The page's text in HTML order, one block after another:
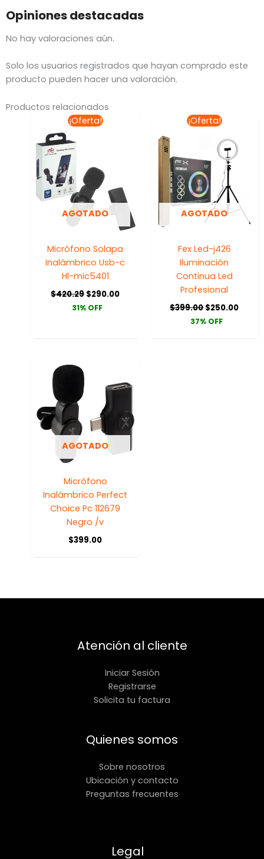
Opiniones destacadas
No hay valoraciones aún.
Solo los usuarios registrados que hayan comprado este
producto pueden hacer una valoración.
Productos relacionados
¡Oferta!
AGOTADO
Micrófono Solapa
Inalámbrico Usb-c
Hl-mic5401
$420.29
El
precio
$290.00
31% OFF
¡Oferta!
AGOTADO
Fex Led-j426
Iluminación
Continua Led
Profesional
$399.00
El
precio
original
era:
$399.00.
$250.00
37% OFF
AGOTADO
Micrófono
Inalámbrico Perfect
Choice Pc 112679
Negro /v
$399.00
Atención al cliente
Iniciar Sesión
Registrarse
Solicita tu factura
Quienes somos
Sobre nosotros
Ubicación y contacto
Preguntas frecuentes
Legal